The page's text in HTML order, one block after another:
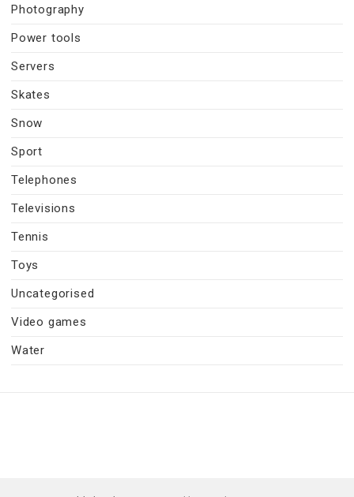
Photography
Power tools
Servers
Skates
Snow
Sport
Telephones
Televisions
Tennis
Toys
Uncategorised
Video games
Water